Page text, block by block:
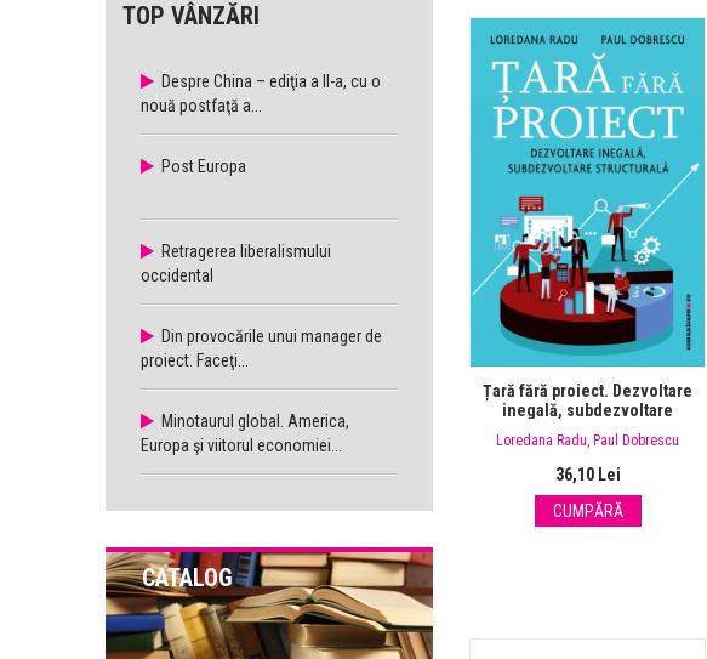
TOP VÂNZĂRI
Despre China – ediţia a II-a, cu o
nouă postfaţă a...
Post Europa
Retragerea liberalismului
occidental
Din provocările unui manager de
proiect. Faceţi...
Minotaurul global. America,
Europa şi viitorul economiei...
CATALOG
Țară fără proiect. Dezvoltare
inegală, subdezvoltare
structurală
Loredana Radu, Paul Dobrescu
36,10 Lei
CUMPĂRĂ